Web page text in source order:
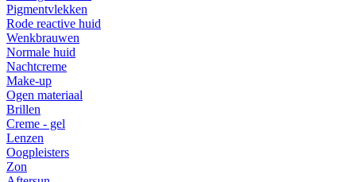
Pigmentvlekken
Rode reactive huid
Wenkbrauwen
Normale huid
Nachtcreme
Make-up
Ogen materiaal
Brillen
Creme - gel
Lenzen
Oogpleisters
Zon